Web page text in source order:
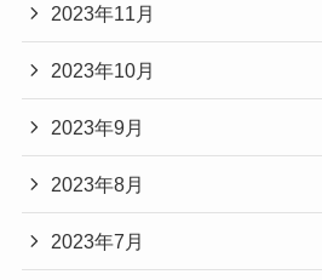
2023年11月
2023年10月
2023年9月
2023年8月
2023年7月